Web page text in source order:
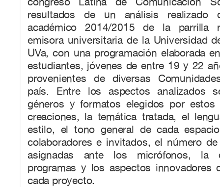
resultados de un análisis realizado
académico 2014/2015 de la parrilla
emisora universitaria de la Universidad
UVa, con una programación elaborada
estudiantes, jóvenes de entre 19 y 22
provenientes de diversas
país. Entre los aspectos analizados
géneros y formatos elegidos por estos
creaciones, la temática tratada, el
estilo, el tono general de cada
colaboradores e invitados, el número
asignadas ante los micrófonos, la
programas y los aspectos innovadores
cada proyecto.